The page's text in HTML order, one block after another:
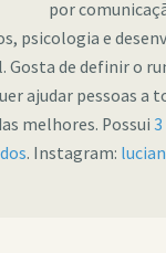
por
psicologia e
Gosta de definir o
ajudar pessoas a
melhores. Possui
. Instagram: